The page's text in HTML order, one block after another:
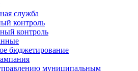
служба
контроль
контроль
бюджетирование
муниципальным